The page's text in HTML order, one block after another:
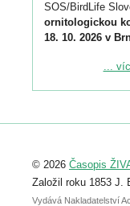
SOS/BirdLife
ornitologickou
18. 10. 2026 v
Podrobnější
Registrovat se
abstraktu
posteru je už 30.
...
© 2026 Časopis
Založil roku 1853 J.
Vydává Nakladatelství